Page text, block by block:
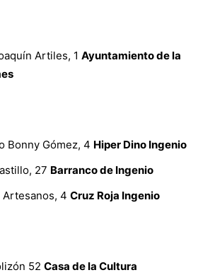
Artiles, 1 Ayuntamiento de la
Bonny Gómez, 4 Hiper Dino Ingenio
27 Barranco de Ingenio
Artesanos, 4 Cruz Roja Ingenio
52 Casa de la Cultura